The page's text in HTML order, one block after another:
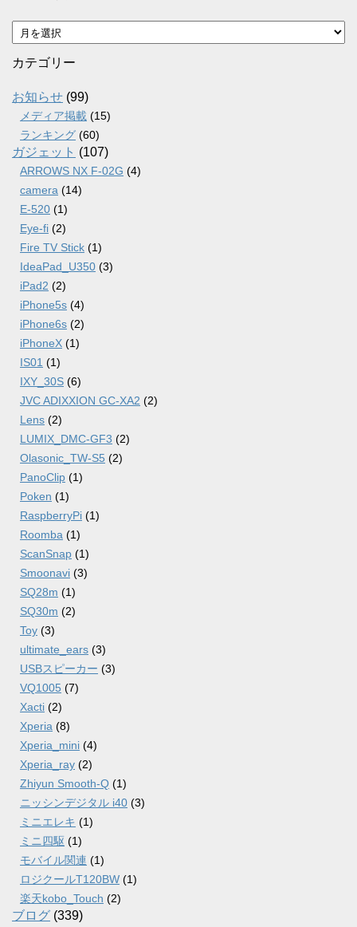
ア
ー
カ
ブ
カテゴリー
お知らせ (99)
メディア掲載 (15)
ランキング (60)
ガジェット (107)
ARROWS NX F-02G (4)
camera (14)
E-520 (1)
Eye-fi (2)
Fire TV Stick (1)
IdeaPad_U350 (3)
iPad2 (2)
iPhone5s (4)
iPhone6s (2)
iPhoneX (1)
IS01 (1)
IXY_30S (6)
JVC ADIXXION GC-XA2 (2)
Lens (2)
LUMIX_DMC-GF3 (2)
Olasonic_TW-S5 (2)
PanoClip (1)
Poken (1)
RaspberryPi (1)
Roomba (1)
ScanSnap (1)
Smoonavi (3)
SQ28m (1)
SQ30m (2)
Toy (3)
ultimate_ears (3)
USBスピーカー (3)
VQ1005 (7)
Xacti (2)
Xperia (8)
Xperia_mini (4)
Xperia_ray (2)
Zhiyun Smooth-Q (1)
ニッシンデジタル i40 (3)
ミニエレキ (1)
ミニ四駆 (1)
モバイル関連 (1)
ロジクールT120BW (1)
楽天kobo_Touch (2)
ブログ (339)